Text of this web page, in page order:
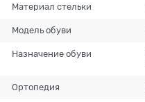
Материал стельки
Модель обуви
Назначение обуви
Ортопедия